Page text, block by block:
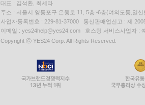
대표 : 김석환, 최세라
주소 : 서울시 영등포구 은행로 11, 5층~6층(여의도동,일신
사업자등록번호 : 229-81-37000 통신판매업신고 : 제
이메일 : yes24help@yes24.com 호스팅 서비스사업자 :
Copyright ⓒ YES24 Corp. All Rights Reserved.